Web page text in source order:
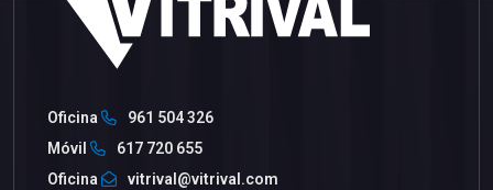
Oficina
961 504 326
Móvil
617 720 655
Oficina
vitrival@vitrival.com